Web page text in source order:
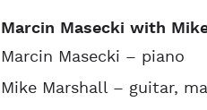
Marcin Masecki with
Marcin Masecki – piano
Mike Marshall – guitar,